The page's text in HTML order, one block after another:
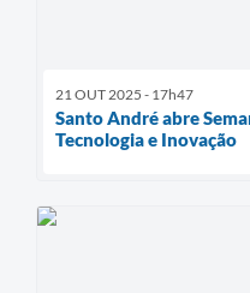
21 OUT 2025 - 17h47
Santo André abre
Tecnologia e Inovação